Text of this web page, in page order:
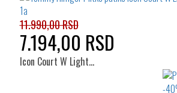
11.990,00 RSD
7.194,00 RSD
Icon Court W Light…